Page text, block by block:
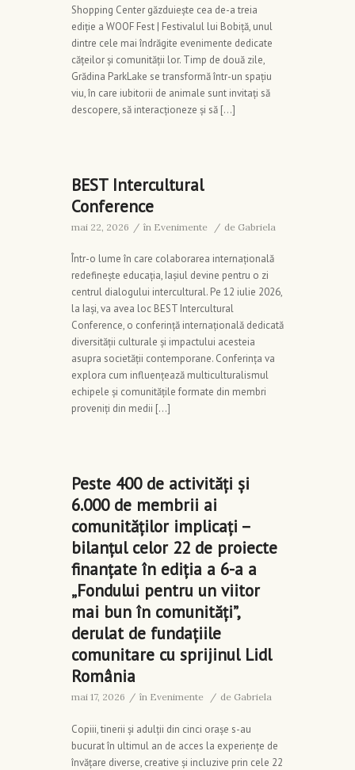
Shopping Center găzduiește cea de-a treia
ediție a WOOF Fest | Festivalul lui Bobiță, unul
dintre cele mai îndrăgite evenimente dedicate
cățeilor și comunității lor. Timp de două zile,
Grădina ParkLake se transformă într-un spațiu
viu, în care iubitorii de animale sunt invitați să
descopere, să interacționeze și să […]
BEST Intercultural
Conference
mai 22, 2026 / în Evenimente / de Gabriela
Într-o lume în care colaborarea internațională
redefinește educația, Iașiul devine pentru o zi
centrul dialogului intercultural. Pe 12 iulie 2026,
la Iași, va avea loc BEST Intercultural
Conference, o conferință internațională dedicată
diversității culturale și impactului acesteia
asupra societății contemporane. Conferința va
explora cum influențează multiculturalismul
echipele și comunitățile formate din membri
proveniți din medii […]
Peste 400 de activități și
6.000 de membrii ai
comunităților implicați –
bilanțul celor 22 de proiecte
finanțate în ediția a 6-a a
„Fondului pentru un viitor
mai bun în comunități”,
derulat de fundațiile
comunitare cu sprijinul Lidl
România
mai 17, 2026 / în Evenimente / de Gabriela
Copiii, tinerii și adulții din cinci orașe s-au
bucurat în ultimul an de acces la experiențe de
învățare diverse, creative și incluzive prin cele 22